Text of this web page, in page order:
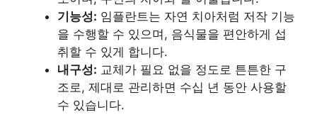
기능성: 임플란트는 자연 치아처럼 저작 기능
을 수행할 수 있으며, 음식물을 편안하게 섭
취할 수 있게 합니다.
내구성: 교체가 필요 없을 정도로 튼튼한 구
조로, 제대로 관리하면 수십 년 동안 사용할
수 있습니다.